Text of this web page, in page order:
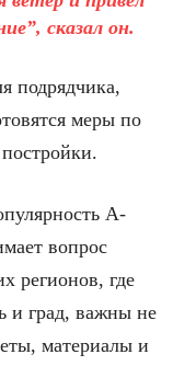
сказал он.
подрядчика,
меры по
A-
вопрос
регионов, где
и град, важны не
материалы и